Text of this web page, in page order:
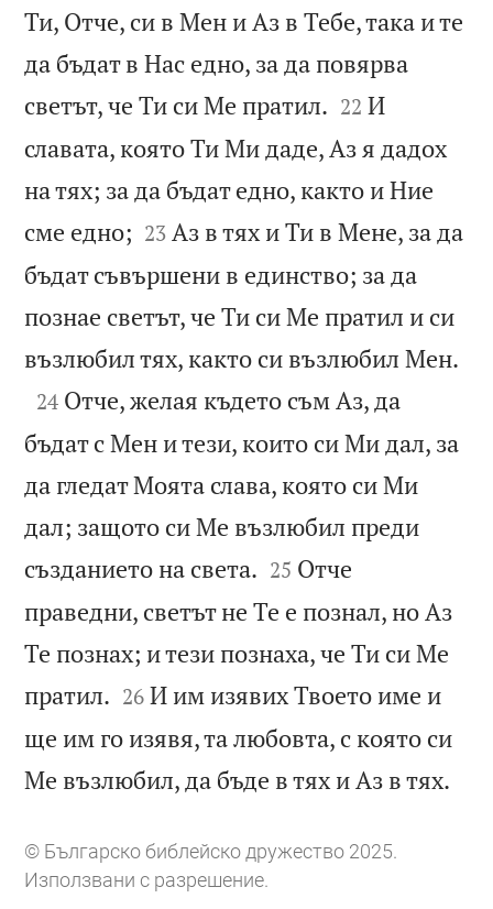
Ти, Отче, си в Мен и Аз в Тебе, така и те
да бъдат в Нас едно, за да повярва
светът, че Ти си Ме пратил. 

22 И
славата, която Ти Ми даде, Аз я дадох
на тях; за да бъдат едно, както и Ние
сме едно; 

23 Аз в тях и Ти в Мене, за да
бъдат съвършени в единство; за да
познае светът, че Ти си Ме пратил и си
възлюбил тях, както си възлюбил Мен.

24 Отче, желая където съм Аз, да
бъдат с Мен и тези, които си Ми дал, за
да гледат Моята слава, която си Ми
дал; защото си Ме възлюбил преди
създанието на света. 

25 Отче
праведни, светът не Те е познал, но Аз
Те познах; и тези познаха, че Ти си Ме
пратил. 

26 И им изявих Твоето име и
ще им го изявя, та любовта, с която си
Ме възлюбил, да бъде в тях и Аз в тях.
© Българско библейско дружество 2025.
Използвани с разрешение.